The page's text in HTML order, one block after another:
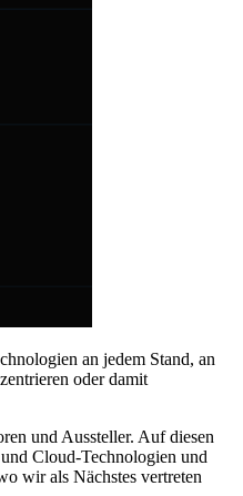
an jedem Stand, an
oder damit
und Aussteller. Auf diesen
Cloud-Technologien und
wir als Nächstes vertreten